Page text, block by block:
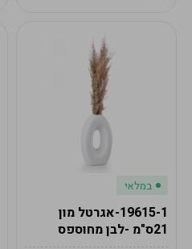
במלאי
19615-1-אגרטל מון
21ס"מ -לבן מחוספס